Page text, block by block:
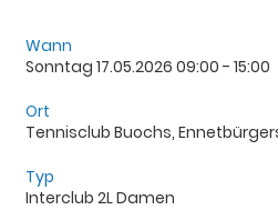
Wann
Sonntag 17.05.2026 09:00 - 15:00
Ort
Tennisclub Buochs,
Typ
Interclub 2L Damen